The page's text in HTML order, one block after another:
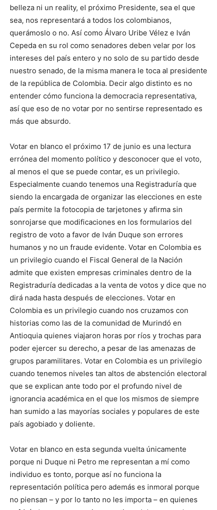
belleza ni un reality, el próximo Presidente, sea el que
sea, nos representará a todos los colombianos,
querámoslo o no. Así como Álvaro Uribe Vélez e Iván
Cepeda en su rol como senadores deben velar por los
intereses del país entero y no solo de su partido desde
nuestro senado, de la misma manera le toca al presidente
de la república de Colombia. Decir algo distinto es no
entender cómo funciona la democracia representativa,
así que eso de no votar por no sentirse representado es
más que absurdo.
Votar en blanco el próximo 17 de junio es una lectura
errónea del momento político y desconocer que el voto,
al menos el que se puede contar, es un privilegio.
Especialmente cuando tenemos una Registraduría que
siendo la encargada de organizar las elecciones en este
país permite la fotocopia de tarjetones y afirma sin
sonrojarse que modificaciones en los formularios del
registro de voto a favor de Iván Duque son errores
humanos y no un fraude evidente. Votar en Colombia es
un privilegio cuando el Fiscal General de la Nación
admite que existen empresas criminales dentro de la
Registraduría dedicadas a la venta de votos y dice que no
dirá nada hasta después de elecciones. Votar en
Colombia es un privilegio cuando nos cruzamos con
historias como las de la comunidad de Murindó en
Antioquia quienes viajaron horas por ríos y trochas para
poder ejercer su derecho, a pesar de las amenazas de
grupos paramilitares. Votar en Colombia es un privilegio
cuando tenemos niveles tan altos de abstención electoral
que se explican ante todo por el profundo nivel de
ignorancia académica en el que los mismos de siempre
han sumido a las mayorías sociales y populares de este
país agobiado y doliente.
Votar en blanco en esta segunda vuelta únicamente
porque ni Duque ni Petro me representan a mí como
individuo es tonto, porque así no funciona la
representación política pero además es inmoral porque
no piensan – y por lo tanto no les importa – en quienes